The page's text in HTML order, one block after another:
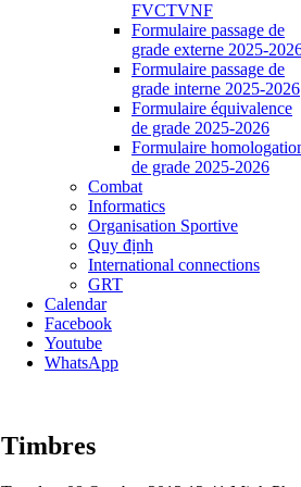
FVCTVNF
Formulaire passage de
grade externe 2025-
Formulaire passage de
grade interne 2025-2026
Formulaire équivalence
de grade 2025-2026
Formulaire
de grade 2025-2026
Combat
Informatics
Organisation Sportive
Quy định
International connections
GRT
Calendar
Facebook
Youtube
WhatsApp
Timbres